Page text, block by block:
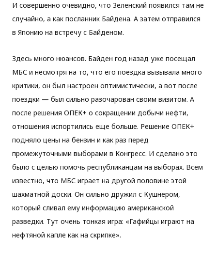
И совершенно очевидно, что Зеленский появился там не
случайно, а как посланник Байдена. А затем отправился
в Японию на встречу с Байденом.
Здесь много нюансов. Байден год назад уже посещал
МБС и несмотря на то, что его поездка вызывала много
критики, он был настроен оптимистически, а вот после
поездки — был сильно разочарован своим визитом. А
после решения ОПЕК+ о сокращении добычи нефти,
отношения испортились еще больше. Решение ОПЕК+
подняло цены на бензин и как раз перед
промежуточными выборами в Конгресс. И сделано это
было с целью помочь республиканцам на выборах. Всем
известно, что МБС играет на другой половине этой
шахматной доски. Он сильно дружил с Кушнером,
который сливал ему информацию американской
разведки. Тут очень тонкая игра: «Гафийцы играют на
нефтяной капле как на скрипке».